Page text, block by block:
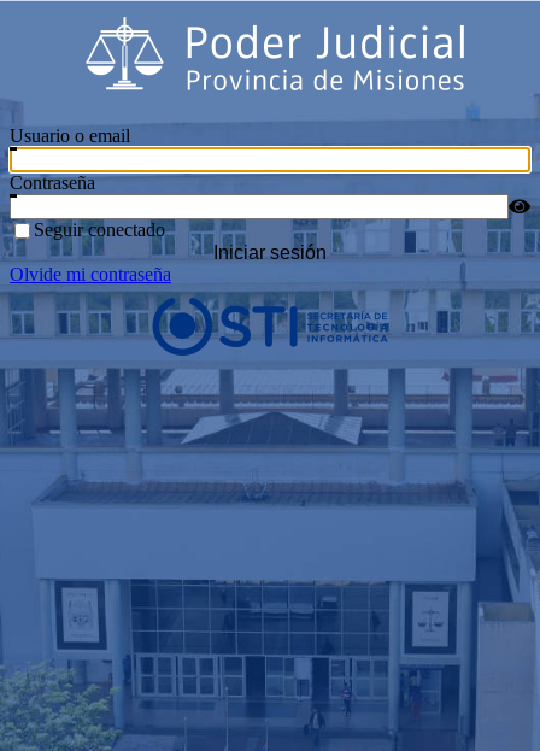
Usuario o email
Contraseña
Seguir conectado
Iniciar sesión
Olvide mi contraseña